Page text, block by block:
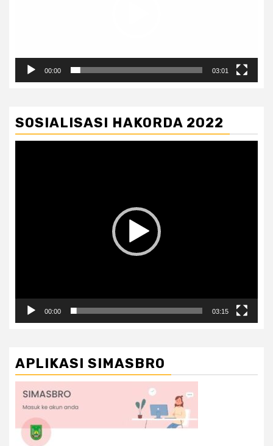
00:00 03:01
SOSIALISASI HAKORDA 2022
00:00 03:15
APLIKASI SIMASBRO